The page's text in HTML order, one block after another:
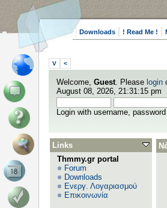
Downloads ! Read Me !
V <
Welcome, Guest. Please login
August 08, 2026, 21:31:15 pm
Login with username,
Links
Thmmy.gr portal
Forum
Downloads
Ενεργ. Λογαριασμού
Επικοινωνία